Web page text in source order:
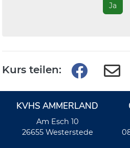
Ja
Kurs teilen:
KVHS AMMERLAND
Am Esch 10
26655 Westerstede